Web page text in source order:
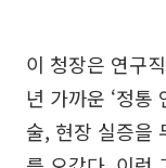
이 청장은 연구
년 가까운 ‘정통
술, 현장 실증을